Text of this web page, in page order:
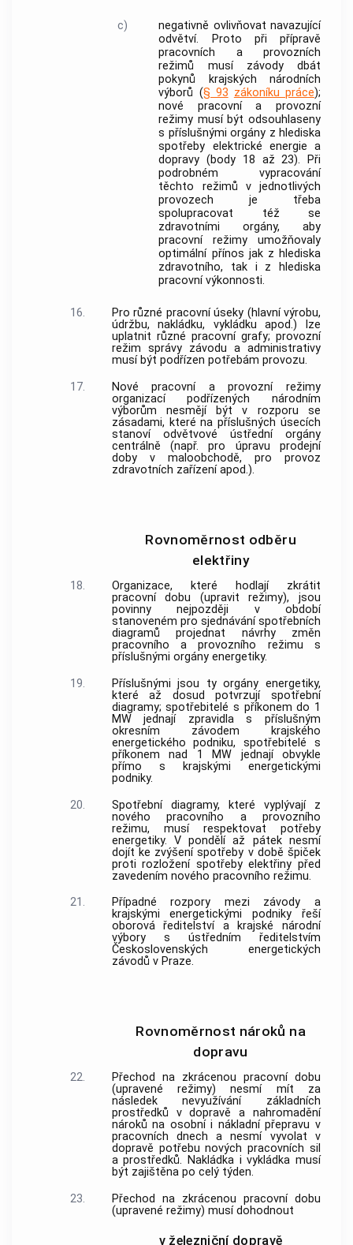
c)
negativně ovlivňovat navazující
odvětví. Proto při přípravě
pracovních a provozních
režimů musí závody dbát
pokynů krajských národních
výborů (§ 93 zákoníku práce);
nové pracovní a provozní
režimy musí být odsouhlaseny
s příslušnými orgány z hlediska
spotřeby elektrické energie a
dopravy (body 18 až 23). Při
podrobném vypracování
těchto režimů v jednotlivých
provozech je třeba
spolupracovat též se
zdravotními orgány, aby
pracovní režimy umožňovaly
optimální přínos jak z hlediska
zdravotního, tak i z hlediska
pracovní výkonnosti.
16.
Pro různé pracovní úseky (hlavní výrobu,
údržbu, nakládku, vykládku apod.) lze
uplatnit různé pracovní grafy; provozní
režim správy závodu a administrativy
musí být podřízen potřebám provozu.
17.
Nové pracovní a provozní režimy
organizací podřízených národním
výborům nesmějí být v rozporu se
zásadami, které na příslušných úsecích
stanoví odvětvové ústřední orgány
centrálně (např. pro úpravu prodejní
doby v maloobchodě, pro provoz
zdravotních zařízení apod.).
Rovnoměrnost odběru
elektřiny
18.
Organizace, které hodlají zkrátit
pracovní dobu (upravit režimy), jsou
povinny nejpozději v období
stanoveném pro sjednávání spotřebních
diagramů projednat návrhy změn
pracovního a provozního režimu s
příslušnými orgány energetiky.
19.
Příslušnými jsou ty orgány energetiky,
které až dosud potvrzují spotřební
diagramy; spotřebitelé s příkonem do 1
MW jednají zpravidla s příslušným
okresním závodem krajského
energetického podniku, spotřebitelé s
příkonem nad 1 MW jednají obvykle
přímo s krajskými energetickými
podniky.
20.
Spotřební diagramy, které vyplývají z
nového pracovního a provozního
režimu, musí respektovat potřeby
energetiky. V pondělí až pátek nesmí
dojít ke zvýšení spotřeby v době špiček
proti rozložení spotřeby elektřiny před
zavedením nového pracovního režimu.
21.
Případné rozpory mezi závody a
krajskými energetickými podniky řeší
oborová ředitelství a krajské národní
výbory s ústředním ředitelstvím
Československých energetických
závodů v Praze.
Rovnoměrnost nároků na
dopravu
22.
Přechod na zkrácenou pracovní dobu
(upravené režimy) nesmí mít za
následek nevyužívání základních
prostředků v dopravě a nahromadění
nároků na osobní i nákladní přepravu v
pracovních dnech a nesmí vyvolat v
dopravě potřebu nových pracovních sil
a prostředků. Nakládka i vykládka musí
být zajištěna po celý týden.
23.
Přechod na zkrácenou pracovní dobu
(upravené režimy) musí dohodnout
v železniční dopravě